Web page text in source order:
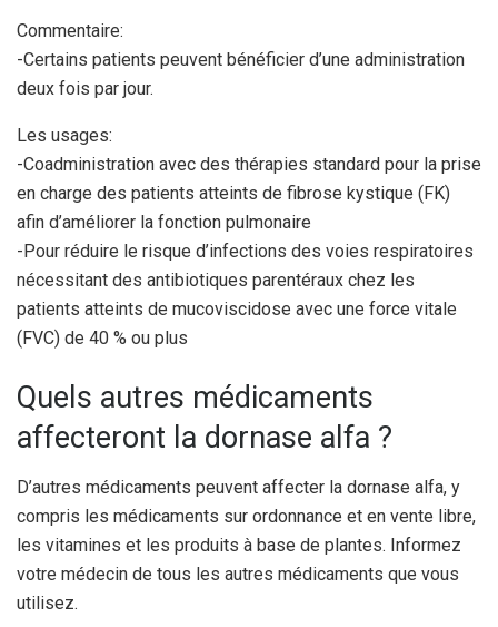
Commentaire:
-Certains patients peuvent bénéficier d’une administration
deux fois par jour.
Les usages:
-Coadministration avec des thérapies standard pour la prise
en charge des patients atteints de fibrose kystique (FK)
afin d’améliorer la fonction pulmonaire
-Pour réduire le risque d’infections des voies respiratoires
nécessitant des antibiotiques parentéraux chez les
patients atteints de mucoviscidose avec une force vitale
(FVC) de 40 % ou plus
Quels autres médicaments
affecteront la dornase alfa ?
D’autres médicaments peuvent affecter la dornase alfa, y
compris les médicaments sur ordonnance et en vente libre,
les vitamines et les produits à base de plantes. Informez
votre médecin de tous les autres médicaments que vous
utilisez.